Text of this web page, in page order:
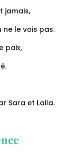
jamais,
le vois pas.
paix,
Sara et Laila.